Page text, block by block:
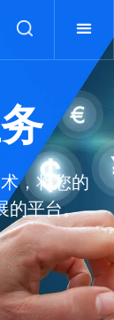
，将您的
的平台。